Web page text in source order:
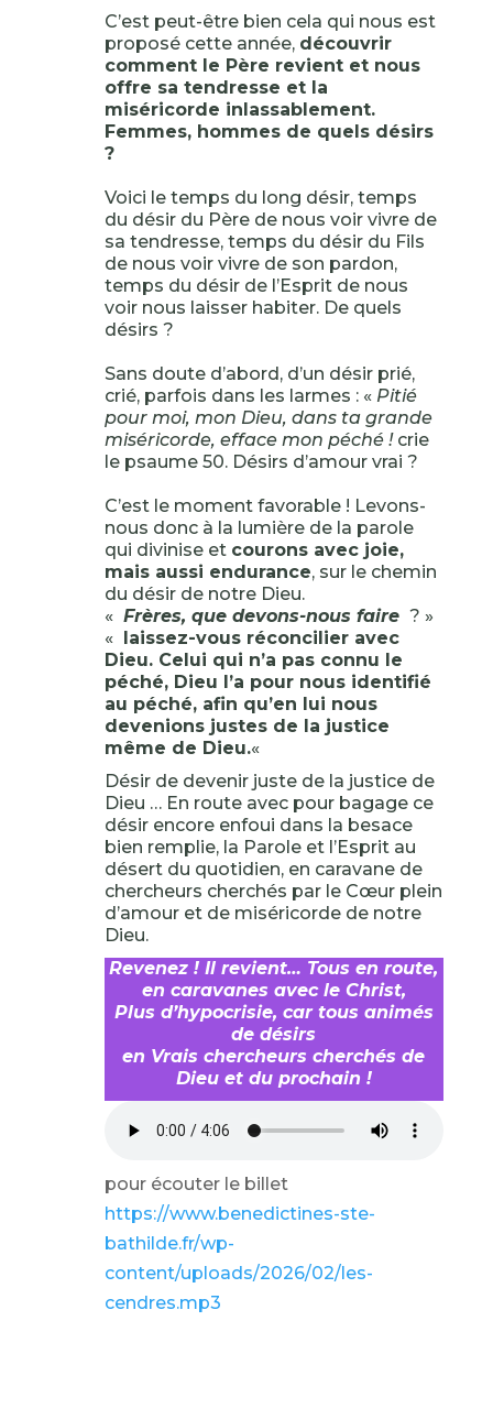
C’est peut-être bien cela qui nous est
proposé cette année, découvrir
comment le Père revient et nous
offre sa tendresse et la
miséricorde inlassablement.
Femmes, hommes de quels désirs
?
Voici le temps du long désir, temps
du désir du Père de nous voir vivre de
sa tendresse, temps du désir du Fils
de nous voir vivre de son pardon,
temps du désir de l’Esprit de nous
voir nous laisser habiter. De quels
désirs ?
Sans doute d’abord, d’un désir prié,
crié, parfois dans les larmes : « Pitié
pour moi, mon Dieu, dans ta grande
miséricorde, efface mon péché !crie
le psaume 50. Désirs d’amour vrai ?
C’est le moment favorable ! Levons-
nous donc à la lumière de la parole
qui divinise et courons avec joie,
mais aussi endurance, sur le chemin
du désir de notre Dieu.
« Frères, que devons-nous faire ? »
« laissez-vous réconcilier avec
Dieu. Celui qui n’a pas connu le
péché, Dieu l’a pour nous identifié
au péché, afin qu’en lui nous
devenions justes de la justice
même de Dieu.«
Désir de devenir juste de la justice de
Dieu … En route avec pour bagage ce
désir encore enfoui dans la besace
bien remplie, la Parole et l’Esprit au
désert du quotidien, en caravane de
chercheurs cherchés par le Cœur plein
d’amour et de miséricorde de notre
Dieu.
Revenez ! Il revient… Tous en route,
en caravanes avec le Christ,
Plus d’hypocrisie, car tous animés
de désirs
en Vrais chercheurs cherchés de
Dieu et du prochain !
pour écouter le billet
https://www.benedictines-ste-
bathilde.fr/wp-
content/uploads/2026/02/les-
cendres.mp3